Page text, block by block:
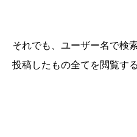
それでも、ユーザー名で検
投稿したもの全てを閲覧す